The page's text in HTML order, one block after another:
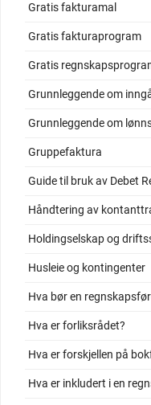
Gratis fakturamal
Gratis fakturaprogram
Gratis
Grunnleggende om
Grunnleggende om
Gruppefaktura
Guide til bruk av Debet
Håndtering av
Holdingselskap og
Husleie og kontingenter
Hva bør en
Hva er forliksrådet?
Hva er forskjellen på
Hva er inkludert i en